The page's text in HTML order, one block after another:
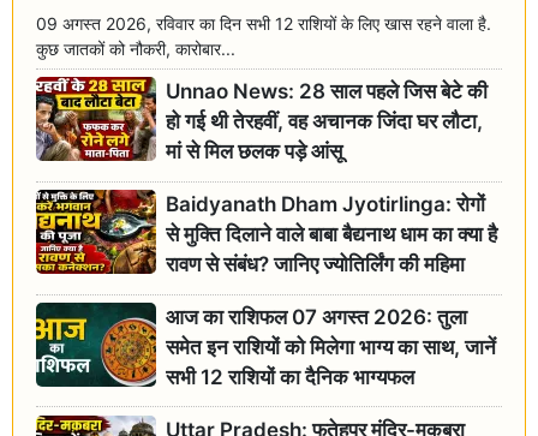
09 अगस्त 2026, रविवार का दिन सभी 12 राशियों के लिए खास रहने वाला है.
कुछ जातकों को नौकरी, कारोबार...
Unnao News: 28 साल पहले जिस बेटे की
हो गई थी तेरहवीं, वह अचानक जिंदा घर लौटा,
मां से मिल छलक पड़े आंसू
Baidyanath Dham Jyotirlinga: रोगों
से मुक्ति दिलाने वाले बाबा बैद्यनाथ धाम का क्या है
रावण से संबंध? जानिए ज्योतिर्लिंग की महिमा
आज का राशिफल 07 अगस्त 2026: तुला
समेत इन राशियों को मिलेगा भाग्य का साथ, जानें
सभी 12 राशियों का दैनिक भाग्यफल
Uttar Pradesh: फतेहपुर मंदिर-मकबरा